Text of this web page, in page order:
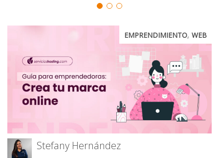
EMPRENDIMIENTO, WEB
Stefany Hernández